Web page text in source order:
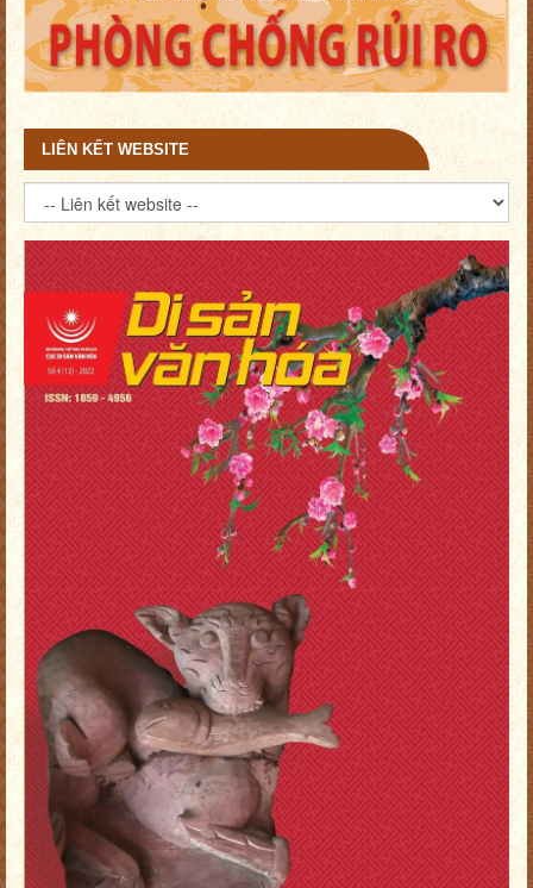
LIÊN KẾT WEBSITE